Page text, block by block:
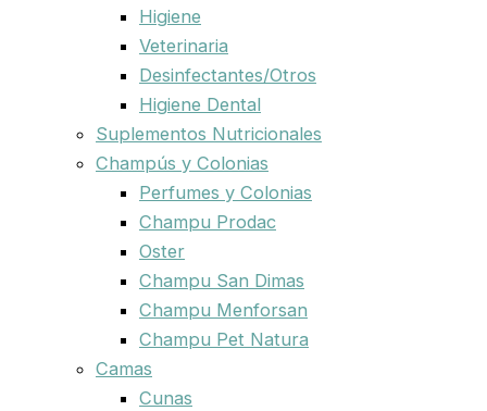
Higiene
Veterinaria
Desinfectantes/Otros
Higiene Dental
Suplementos Nutricionales
Champús y Colonias
Perfumes y Colonias
Champu Prodac
Oster
Champu San Dimas
Champu Menforsan
Champu Pet Natura
Camas
Cunas